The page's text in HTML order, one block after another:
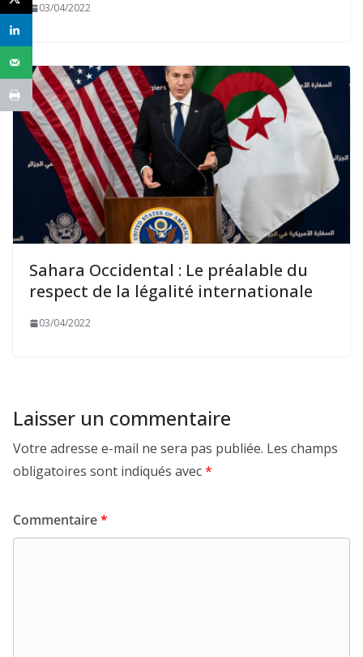
03/04/2022
Sahara Occidental : Le préalable du
respect de la légalité internationale
03/04/2022
Laisser un commentaire
Votre adresse e-mail ne sera pas publiée. Les champs
obligatoires sont indiqués avec*
Commentaire*